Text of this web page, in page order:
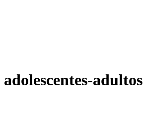
adolescentes-adultos